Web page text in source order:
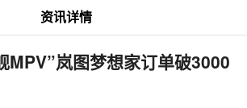
资讯详情
MPV”岚图梦想家订单破3000